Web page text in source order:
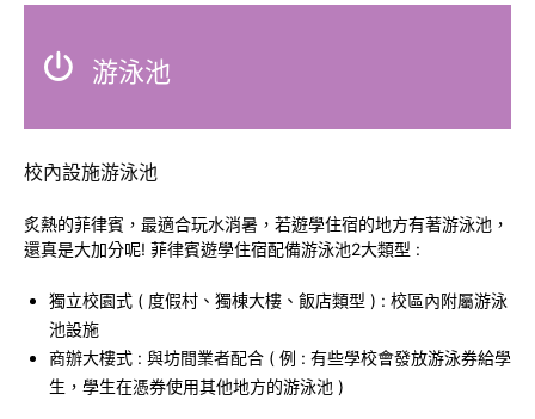
游泳池
校內設施游泳池
炙熱的菲律賓，最適合玩水消暑，若遊學住宿的地方有著游泳池，
還真是大加分呢! 菲律賓遊學住宿配備游泳池2大類型 :
獨立校園式 ( 度假村、獨棟大樓、飯店類型 ) : 校區內附屬游泳
池設施
商辦大樓式 : 與坊間業者配合 ( 例 : 有些學校會發放游泳券給學
生，學生在憑券使用其他地方的游泳池 )